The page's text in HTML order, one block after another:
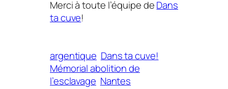
Merci à toute l’équipe deDans
ta cuve!
argentique Dans ta cuve!
Mémorial abolition de
l’esclavage Nantes